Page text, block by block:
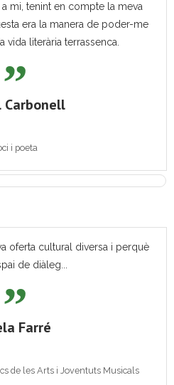
mi, tenint en compte la meva
era la manera de poder-me
literària terrassenca.
Carbonell
i poeta
oferta cultural diversa i perquè
de diàleg...
Farré
de les Arts i Joventuts Musicals